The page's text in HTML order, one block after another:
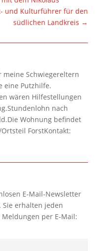
und Kulturführer für den
südlichen Landkreis →
meine Schwiegereltern
eine Putzhilfe.
wären Hilfestellungen
nach
Wohnung befindet
ForstKontakt:
E-Mail-Newsletter
erhalten jeden
per E-Mail: